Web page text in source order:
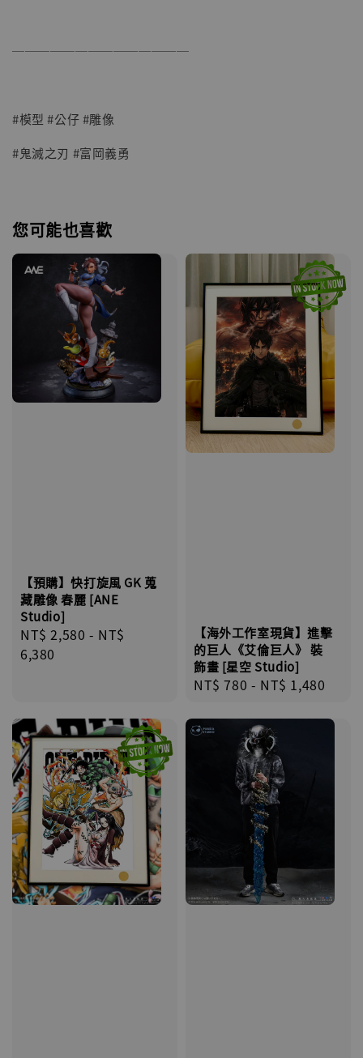
──────────────
#模型 #公仔 #雕像
#鬼滅之刃 #富岡義勇
您可能也喜歡
【預購】快打旋風 GK 蒐
藏雕像 春麗 [ANE
Studio]
Regular
price
NT$ 2,580 - NT$
6,380
【海外工作室現貨】進擊
的巨人《艾倫巨人》 裝
飾畫 [星空 Studio]
Regular
NT$ 780 - NT$ 1,480